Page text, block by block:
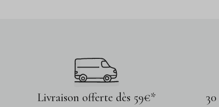
Livraison offerte dès 59€*